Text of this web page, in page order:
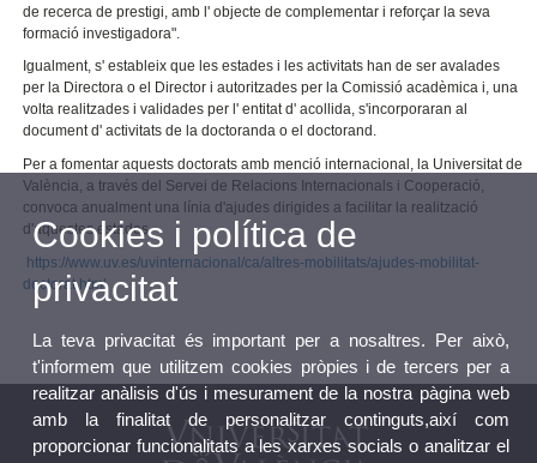
de recerca de prestigi, amb l' objecte de complementar i reforçar la seva
formació investigadora".
Igualment, s' estableix que les estades i les activitats han de ser avalades
per la Directora o el Director i autoritzades per la Comissió acadèmica i, una
volta realitzades i validades per l' entitat d' acollida, s'incorporaran al
document d' activitats de la doctoranda o el doctorand.
Per a fomentar aquests doctorats amb menció internacional, la Universitat de
València, a través del Servei de Relacions Internacionals i Cooperació,
convoca anualment una línia d'ajudes dirigides a facilitar la realització
d'aquestes estades.
https://www.uv.es/uvinternacional/ca/altres-mobilitats/ajudes-mobilitat-
doctorat.html
Cookies i política de
privacitat
La teva privacitat és important per a nosaltres. Per això,
t'informem que utilitzem cookies pròpies i de tercers per a
realitzar anàlisis d'ús i mesurament de la nostra pàgina web
amb la finalitat de personalitzar continguts,així com
proporcionar funcionalitats a les xarxes socials o analitzar el